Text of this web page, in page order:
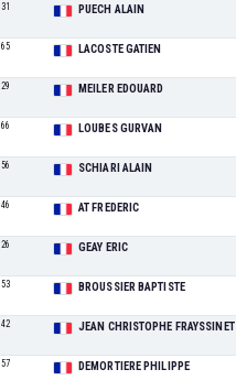
31 PUECH ALAIN
65 LACOSTE GATIEN
29 MEILER EDOUARD
66 LOUBES GURVAN
56 SCHIARI ALAIN
46 AT FREDERIC
26 GEAY ERIC
53 BROUSSIER BAPTISTE
42 JEAN CHRISTOPHE FRAYSSINET
57 DEMORTIERE PHILIPPE